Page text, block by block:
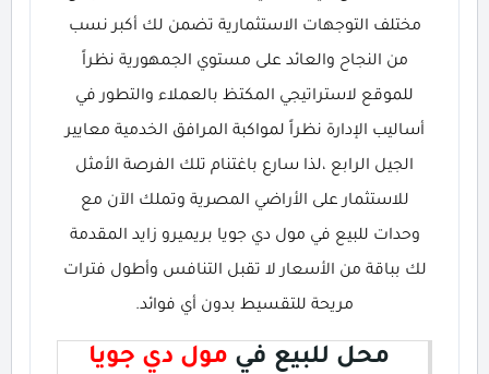
مختلف التوجهات الاستثمارية تضمن لك أكبر نسب
من النجاح والعائد على مستوي الجمهورية نظراً
للموقع لاستراتيجي المكتظ بالعملاء والتطور في
أساليب الإدارة نظراً لمواكبة المرافق الخدمية معايير
الجيل الرابع ،لذا سارع باغتنام تلك الفرصة الأمثل
للاستثمار على الأراضي المصرية وتملك الآن مع
وحدات للبيع في مول دي جويا بريميرو زايد المقدمة
لك بباقة من الأسعار لا تقبل التنافس وأطول فترات
مريحة للتقسيط بدون أي فوائد.
محل للبيع في مول دي جويا